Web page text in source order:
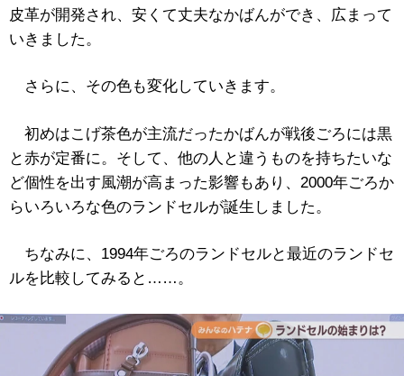
皮革が開発され、安くて丈夫なかばんができ、広まって
いきました。
さらに、その色も変化していきます。
初めはこげ茶色が主流だったかばんが戦後ごろには黒
と赤が定番に。そして、他の人と違うものを持ちたいな
ど個性を出す風潮が高まった影響もあり、2000年ごろか
らいろいろな色のランドセルが誕生しました。
ちなみに、1994年ごろのランドセルと最近のランドセ
ルを比較してみると……。